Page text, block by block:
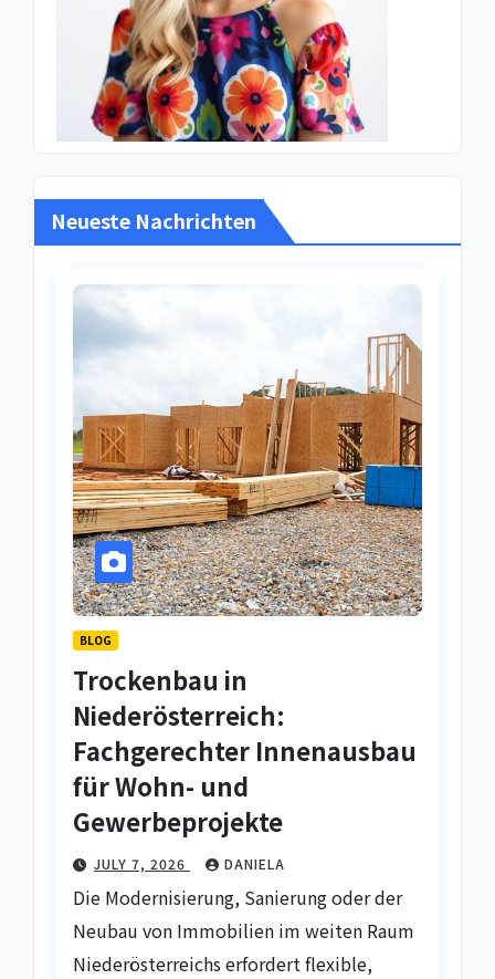
Neueste Nachrichten
BLOG
Trockenbau in
Niederösterreich:
Fachgerechter Innenausbau
für Wohn- und
Gewerbeprojekte
JULY 7, 2026 DANIELA
Die Modernisierung, Sanierung oder der
Neubau von Immobilien im weiten Raum
Niederösterreichs erfordert flexible,